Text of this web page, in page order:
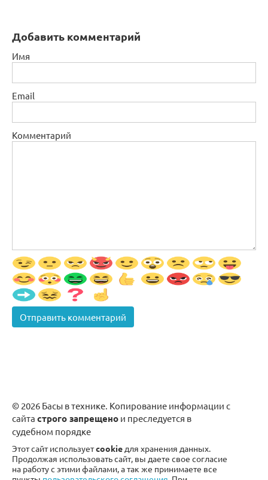
Добавить комментарий
Имя
Email
Комментарий
© 2026 Басы в технике. Копирование информации с
сайта строго запрещено и преследуется в
судебном порядке
Этот сайт используетcookie для хранения данных.
Продолжая использовать сайт, вы даете свое согласие
на работу с этими файлами, а так же принимаете все